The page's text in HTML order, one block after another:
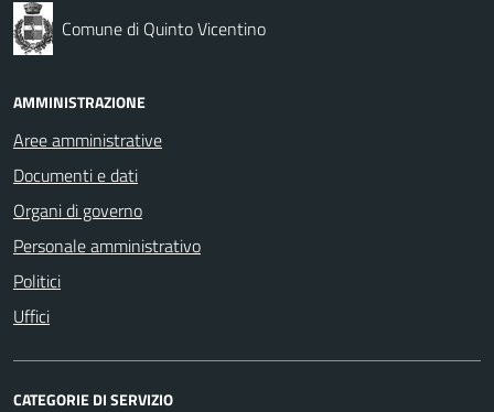
Comune di Quinto Vicentino
AMMINISTRAZIONE
Aree amministrative
Documenti e dati
Organi di governo
Personale amministrativo
Politici
Uffici
CATEGORIE DI SERVIZIO